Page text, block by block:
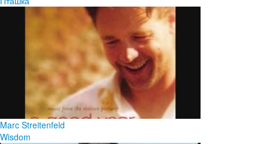
Marc Streitenfeld
Wisdom